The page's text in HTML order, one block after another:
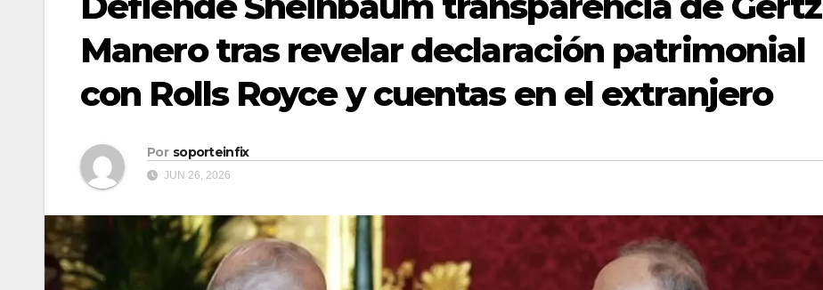
Manero tras revelar declaración patrimonial
con Rolls Royce y cuentas en el extranjero
Por soporteinfix
JUN 26, 2026